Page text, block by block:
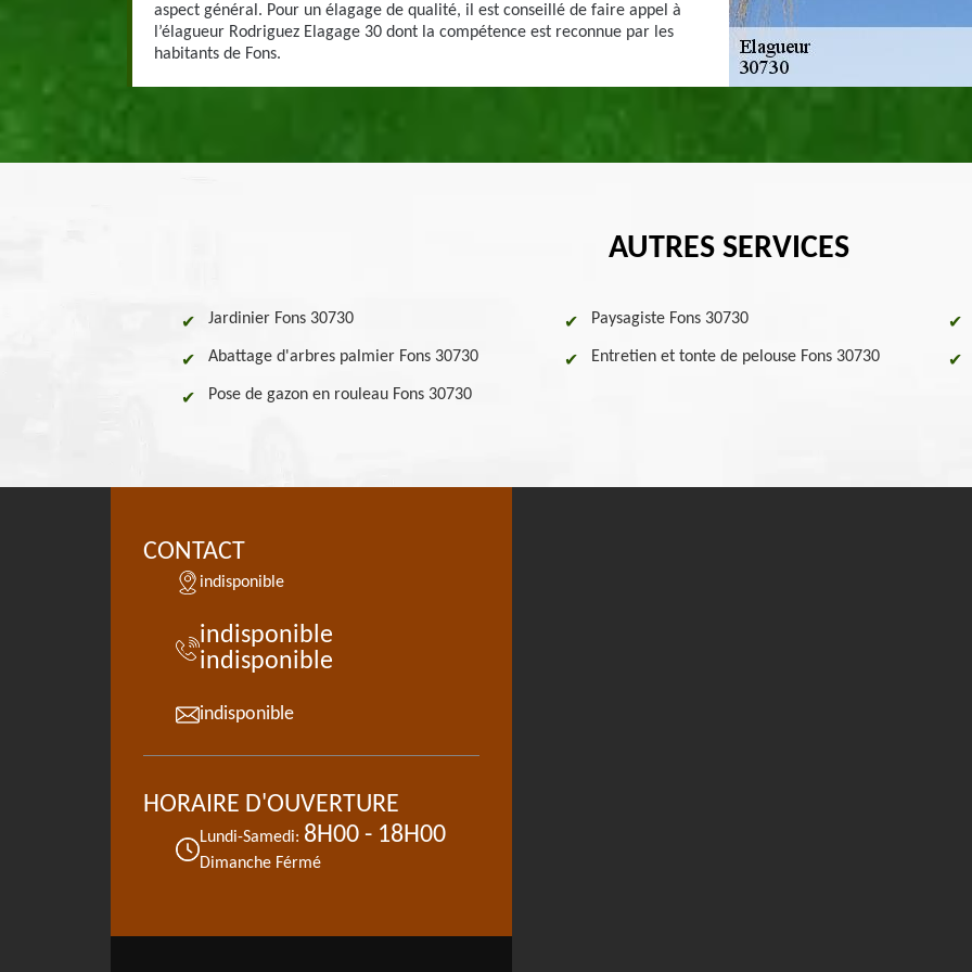
aspect général. Pour un élagage de qualité, il est conseillé de faire appel à
l’élagueur Rodriguez Elagage 30 dont la compétence est reconnue par les
habitants de Fons.
AUTRES SERVICES
Jardinier Fons 30730 Paysagiste Fons 30730
Abattage d'arbres palmier Fons 30730 Entretien et tonte de pelouse Fons 30730
Pose de gazon en rouleau Fons 30730
CONTACT
indisponible
indisponible
indisponible
indisponible
HORAIRE D'OUVERTURE
Lundi-Samedi: 8H00 - 18H00
Dimanche Férmé